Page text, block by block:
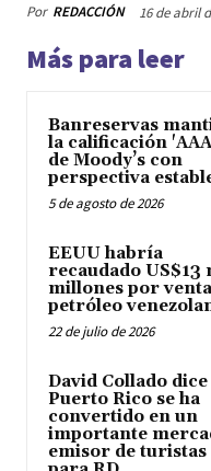
Por REDACCIÓN 16 de abril
Más para leer
Banreservas
la calificación
de Moody’s con
perspectiva
5 de agosto de 2026
EEUU habría
recaudado US$13
millones por
petróleo
22 de julio de 2026
David Collado dice
Puerto Rico se ha
convertido en un
importante
emisor de turistas